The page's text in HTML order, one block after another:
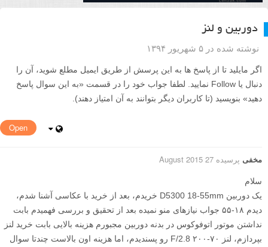
دوربین و لنز
نوشته شده در ۵ شهریور ۱۳۹۴
اگر مایلید تا از پاسخ ها به این پرسش از طریق ایمیل مطلع شوید، آن را
دنبال یا Follow نمایید. لطفا جواب خود را در قسمت «به این سوال پاسخ
دهید» بنویسید (تا کاربران دیگر بتوانند به آن امتیاز دهند).
Open
مخفی پرسیده 27 August 2015
سلام
یک دوربین D5300 18-55mm خریدم، بعد از خرید با عکاسی آشنا شدم،
دیدم ۱۸-۵۵ جواب نیازهای منو نمیده بعد از تحقیق و بررسی فهمیدم بابت
نداشتن موتور اتوفوکوس در بدنه دوربین مجبورم هزینه بالایی بابت خرید لنز
بپردازم، لنز ۷۰-۲۰۰ F/2.8 رو پسندیدم، اما هزینه اون بالاست چندتا سوال